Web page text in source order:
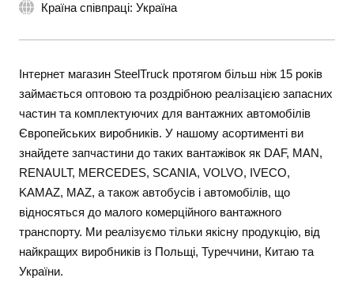
Країна співпраці: Україна
Інтернет магазин SteelTruck протягом більш ніж 15 років
займається оптовою та роздрібною реалізацією запасних
частин та комплектуючих для вантажних автомобілів
Європейських виробників. У нашому асортименті ви
знайдете запчастини до таких вантажівок як DAF, MAN,
RENAULT, MERCEDES, SCANIA, VOLVO, IVECO,
KAMAZ, MAZ, а також автобусів і автомобілів, що
відносяться до малого комерційного вантажного
транспорту. Ми реалізуємо тільки якісну продукцію, від
найкращих виробників із Польщі, Туреччини, Китаю та
України.